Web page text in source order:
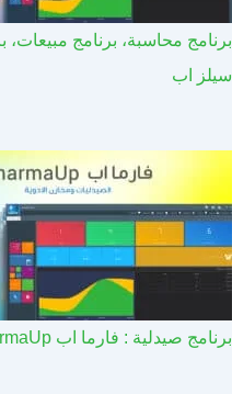
برنامج محاسبة، برنامج مبيعات،
سيلز اب
برنامج صيدلية : فارما اب PharmaUp​